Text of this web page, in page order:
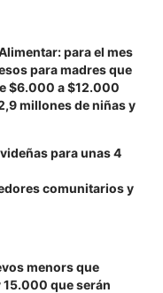
para el mes
para madres que
$6.000 a $12.000
millones de niñas y
para unas 4
comunitarios y
menors que
que serán